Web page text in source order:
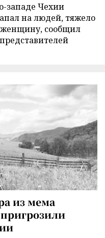
западе Чехии
на людей, тяжело
сообщил
из мема